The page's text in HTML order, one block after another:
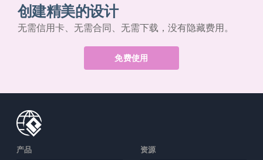
创建精美的设计
无需信用卡、无需合同、无需下载，没有隐藏费用。
免费使用
产品 资源